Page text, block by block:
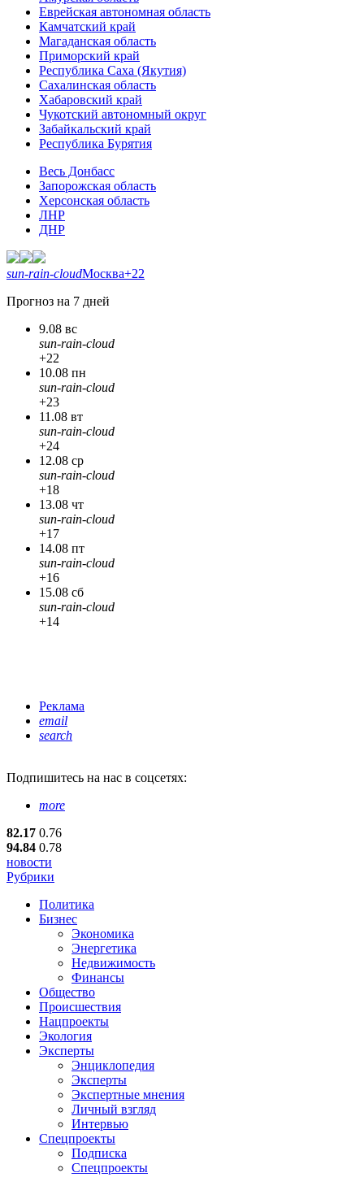
Еврейская автономная область
Камчатский край
Магаданская область
Приморский край
Республика Саха (Якутия)
Сахалинская область
Хабаровский край
Чукотский автономный округ
Забайкальский край
Республика Бурятия
Весь Донбасс
Запорожская область
Херсонская область
ЛНР
ДНР
sun-rain-cloudМосква+22
Прогноз на 7 дней
9.08 вс
sun-rain-cloud
+22
10.08 пн
sun-rain-cloud
+23
11.08 вт
sun-rain-cloud
+24
12.08 ср
sun-rain-cloud
+18
13.08 чт
sun-rain-cloud
+17
14.08 пт
sun-rain-cloud
+16
15.08 сб
sun-rain-cloud
+14
Реклама
email
search
Подпишитесь на нас в соцсетях:
more
82.17 0.76
94.84 0.78
новости
Рубрики
Политика
Бизнес
Экономика
Энергетика
Недвижимость
Финансы
Общество
Происшествия
Нацпроекты
Экология
Эксперты
Энциклопедия
Эксперты
Экспертные мнения
Личный взгляд
Интервью
Спецпроекты
Подписка
Спецпроекты